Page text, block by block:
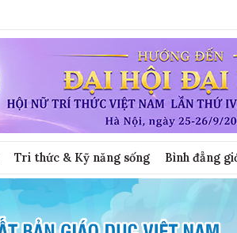
Tri thức & Kỹ năng sống Bình đẳng